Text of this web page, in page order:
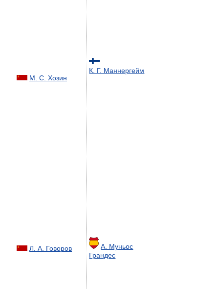
М. С. Хозин
Л. А. Говоров
К. Г. Маннергейм
А. Муньос
Грандес